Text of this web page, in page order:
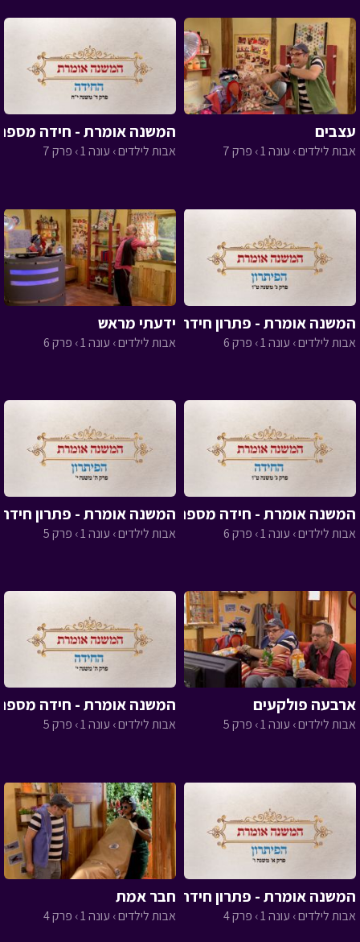
עצבים
אבות לילדים › עונה 1 › פרק 7
המשנה אומרת - חידה מספר
אבות לילדים › עונה 1 › פרק 7
המשנה אומרת - פתרון חידה 6
אבות לילדים › עונה 1 › פרק 6
ידעתי מראש
אבות לילדים › עונה 1 › פרק 6
המשנה אומרת - חידה מספר 6
אבות לילדים › עונה 1 › פרק 6
המשנה אומרת - פתרון חידה
אבות לילדים › עונה 1 › פרק 5
ארבעה פולקעים
אבות לילדים › עונה 1 › פרק 5
המשנה אומרת - חידה מספר
אבות לילדים › עונה 1 › פרק 5
המשנה אומרת - פתרון חידה 4
אבות לילדים › עונה 1 › פרק 4
חבר אמת
אבות לילדים › עונה 1 › פרק 4